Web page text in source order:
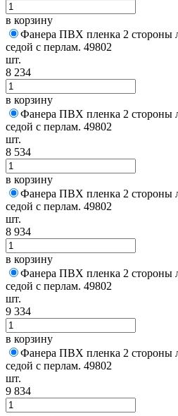
в корзину
Фанера ПВХ пленка 2 стороны
седой с перлам. 49802
шт.
8 234
в корзину
Фанера ПВХ пленка 2 стороны
седой с перлам. 49802
шт.
8 534
в корзину
Фанера ПВХ пленка 2 стороны
седой с перлам. 49802
шт.
8 934
в корзину
Фанера ПВХ пленка 2 стороны
седой с перлам. 49802
шт.
9 334
в корзину
Фанера ПВХ пленка 2 стороны
седой с перлам. 49802
шт.
9 834